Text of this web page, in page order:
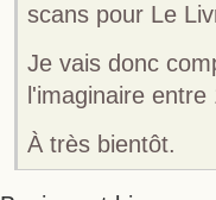
scans pour Le
Je vais donc
l'imaginaire
À très bientôt.